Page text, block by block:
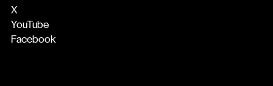
X
YouTube
Facebook